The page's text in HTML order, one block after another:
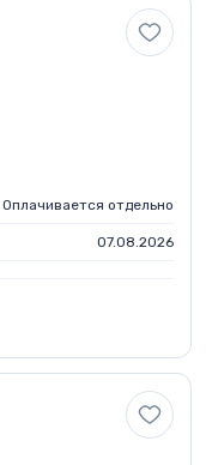
Оплачивается отдельно
07.08.2026